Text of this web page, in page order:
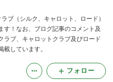
ブ（シルク、キャロット、ロード）
す！なお、ブログ記事のコメント及
ラブ、キャロットクラブ及びロード
しています。
フォロー